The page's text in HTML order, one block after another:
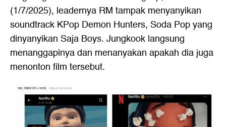
(1/7/2025), leadernya RM tampak menyanyikan
soundtrack KPop Demon Hunters, Soda Pop yang
dinyanyikan Saja Boys. Jungkook langsung
menanggapinya dan menanyakan apakah dia juga
menonton film tersebut.